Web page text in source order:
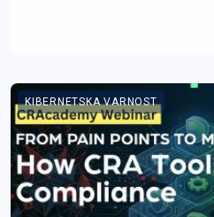
KIBERNETSKA VARNOST